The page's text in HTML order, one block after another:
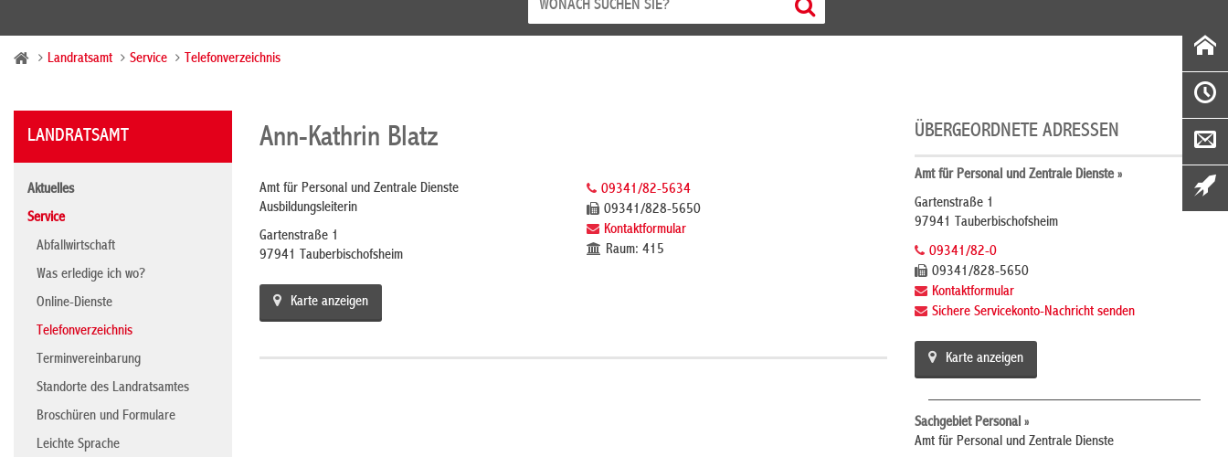
Landratsamt Service Telefonverzeichnis
LANDRATSAMT
Aktuelles
Service
Abfallwirtschaft
Was erledige ich wo?
Online-Dienste
Telefonverzeichnis
Terminvereinbarung
Standorte des Landratsamtes
Broschüren und Formulare
Leichte Sprache
Ann-Kathrin Blatz
Amt für Personal und Zentrale Dienste
Ausbildungsleiterin
Gartenstraße 1
97941 Tauberbischofsheim
09341/82-5634
09341/828-5650
Kontaktformular
Raum: 415
Karte anzeigen
ÜBERGEORDNETE ADRESSEN
Amt für Personal und Zentrale Dienste »
Gartenstraße 1
97941 Tauberbischofsheim
09341/82-0
09341/828-5650
Kontaktformular
Sichere Servicekonto-Nachricht senden
Karte anzeigen
Sachgebiet Personal »
Amt für Personal und Zentrale Dienste